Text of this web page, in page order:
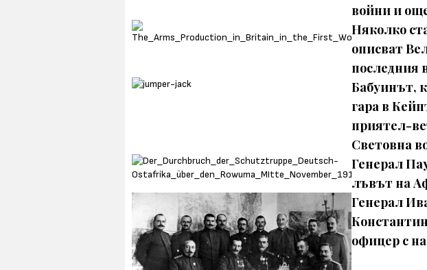
войни и
Няколко
описват
последния
Бабуинът,
гара в
приятел-
Световна
Генерал
лъвът на
Генерал
офицер с